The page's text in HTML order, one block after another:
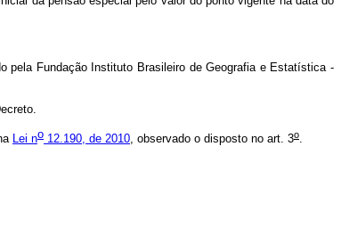
pela Fundação Instituto Brasileiro de Geografia e Estatística -
Lei no 12.190, de 2010, observado o disposto no art. 3o.